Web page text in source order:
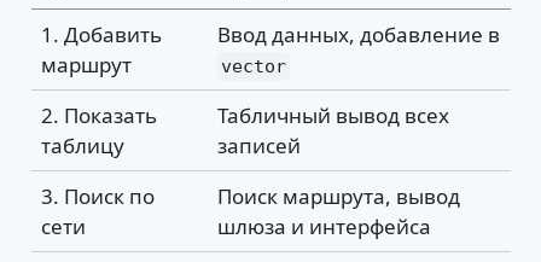
1. Добавить
маршрут
Ввод данных, добавление в
vector
2. Показать
таблицу
Табличный вывод всех
записей
3. Поиск по
сети
Поиск маршрута, вывод
шлюза и интерфейса